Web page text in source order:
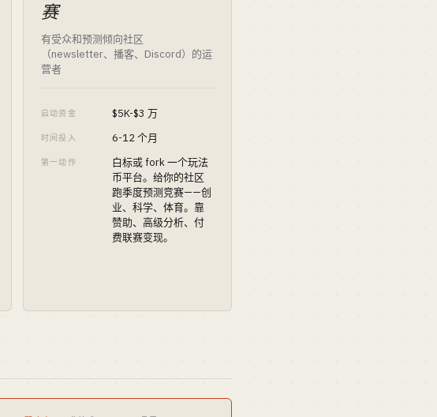
赛
有受众和预测倾向社区
（newsletter、播客、Discord）的运
营者
启动资金 $5K-$3 万
时间投入 6-12 个月
第一动作
白标或 fork 一个玩法
币平台。给你的社区
跑季度预测竞赛——创
业、科学、体育。靠
赞助、高级分析、付
费联赛变现。